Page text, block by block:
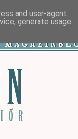
and user-agent
generate usage